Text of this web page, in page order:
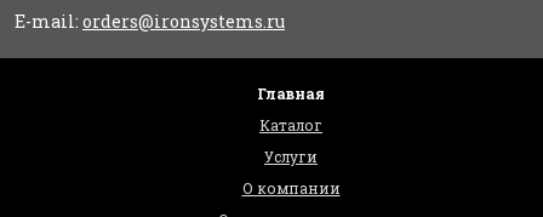
E-mail: orders@ironsystems.ru
Главная
Каталог
Услуги
О компании